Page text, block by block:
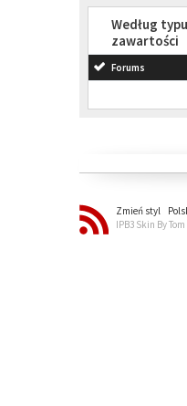
Według typu
zawartości
Forums
Zmień styl
IPB3 Skin By